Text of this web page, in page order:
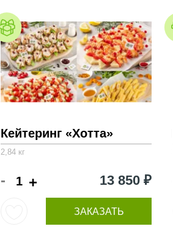
Кейтеринг «Хотта»
2,84 кг
- + 13 850 ₽
ЗАКАЗАТЬ